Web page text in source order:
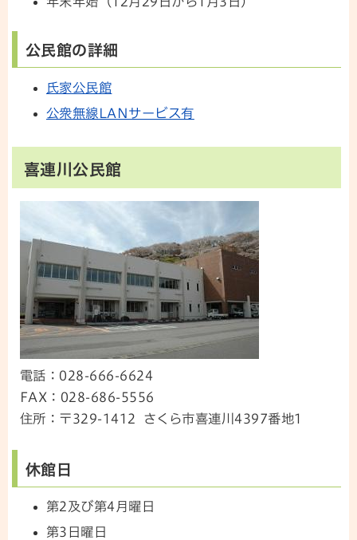
公民館の詳細
氏家公民館
公衆無線LANサービス有
喜連川公民館
電話：028-666-6624
FAX：028-686-5556
住所：〒329-1412 さくら市喜連川4397番地1
休館日
第2及び第4月曜日
第3日曜日